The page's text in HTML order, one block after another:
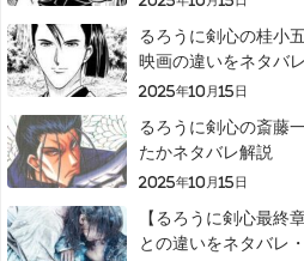
るろうに剣心の桂小
映画の違いをネタバレ
2025年10月15日
るろうに剣心の斎藤
たかネタバレ解説
2025年10月15日
【るろうに剣心
との違いをネタバレ